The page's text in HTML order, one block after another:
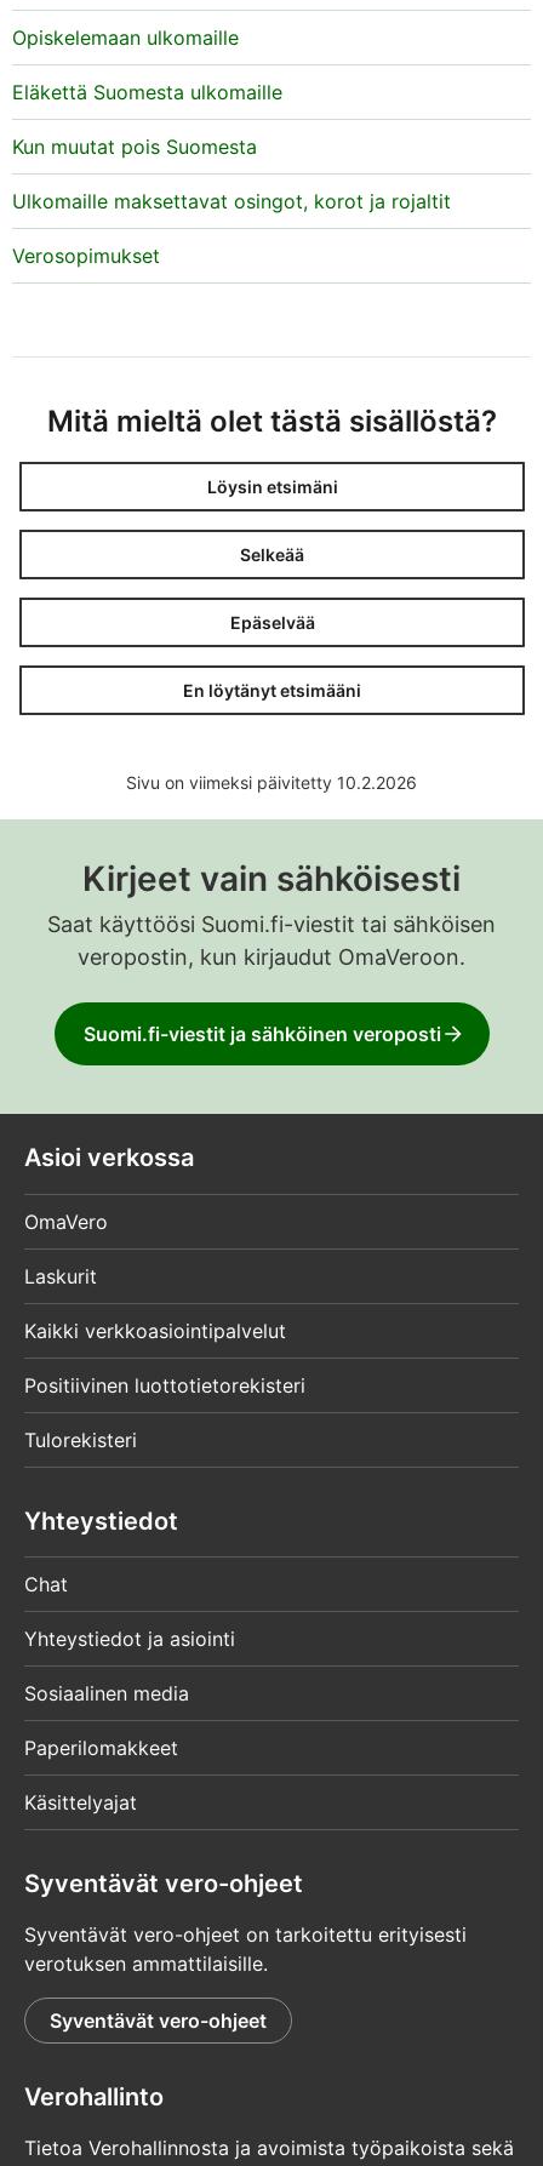
Opiskelemaan ulkomaille
Eläkettä Suomesta ulkomaille
Kun muutat pois Suomesta
Ulkomaille maksettavat osingot, korot ja rojaltit
Verosopimukset
Mitä mieltä olet tästä sisällöstä?
Löysin etsimäni
Selkeää
Epäselvää
En löytänyt etsimääni
Sivu on viimeksi päivitetty 10.2.2026
Kirjeet vain sähköisesti
Saat käyttöösi Suomi.fi-viestit tai sähköisen
veropostin, kun kirjaudut OmaVeroon.
Suomi.fi-viestit ja sähköinen veroposti
Asioi verkossa
OmaVero
Laskurit
Kaikki verkkoasiointipalvelut
Positiivinen luottotietorekisteri
Tulorekisteri
Yhteystiedot
Chat
Yhteystiedot ja asiointi
Sosiaalinen media
Paperilomakkeet
Käsittelyajat
Syventävät vero-ohjeet
Syventävät vero-ohjeet on tarkoitettu erityisesti
verotuksen ammattilaisille.
Syventävät vero-ohjeet
Verohallinto
Tietoa Verohallinnosta ja avoimista työpaikoista sekä